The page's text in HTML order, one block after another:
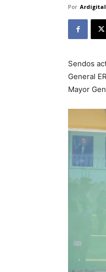
Por Ardigital
Sendos
General
Mayor